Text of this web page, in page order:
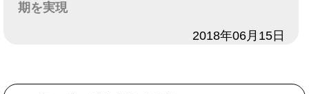
期を実現
2018年06月15日